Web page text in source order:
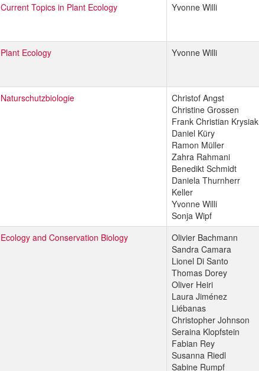
Current Topics in Plant Ecology Yvonne Willi
Plant Ecology Yvonne Willi
Naturschutzbiologie
Christof Angst
Christine Grossen
Frank Christian Krysiak
Daniel Küry
Ramon Müller
Zahra Rahmani
Benedikt Schmidt
Daniela Thurnherr
Keller
Yvonne Willi
Sonja Wipf
Ecology and Conservation Biology
Olivier Bachmann
Sandra Camara
Lionel Di Santo
Thomas Dorey
Oliver Heiri
Laura Jiménez
Liébanas
Christopher Johnson
Seraina Klopfstein
Fabian Rey
Susanna Riedl
Sabine Rumpf